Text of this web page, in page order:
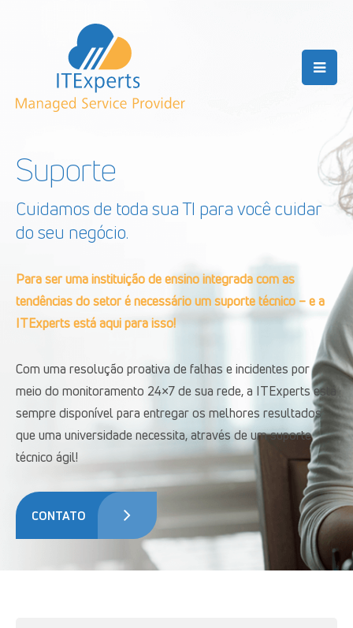
Suporte
Cuidamos de toda sua TI para você cuidar
do seu negócio.
Para ser uma instituição de ensino integrada com as
tendências do setor é necessário um suporte técnico – e a
ITExperts está aqui para isso!
Com uma resolução proativa de falhas e incidentes por
meio do monitoramento 24×7 de sua rede, a ITExperts está
sempre disponível para entregar os melhores resultados
que uma universidade necessita, através de um suporte
técnico ágil!
CONTATO